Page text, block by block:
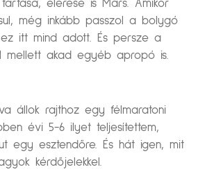
elérése is Mars. Amikor
még inkább passzol a bolygó
itt mind adott. És persze a
mellett akad egyéb apropó is.
állok rajthoz egy félmaratoni
évi 5-6 ilyet teljesítettem,
egy esztendőre. És hát igen, mit
kérdőjelekkel.